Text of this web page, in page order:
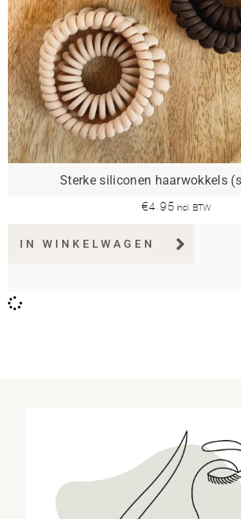
Sterke siliconen haarwokkels
€4.95 incl. BTW
IN WINKELWAGEN